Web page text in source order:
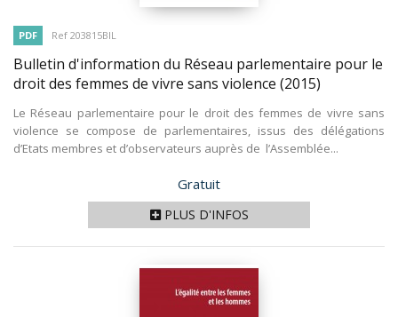
PDF Ref 203815BIL
Bulletin d'information du Réseau parlementaire pour le
droit des femmes de vivre sans violence (2015)
Le Réseau parlementaire pour le droit des femmes de vivre sans
violence se compose de parlementaires, issus des délégations
d’Etats membres et d’observateurs auprès de l’Assemblée...
Prix
Gratuit
PLUS D'INFOS